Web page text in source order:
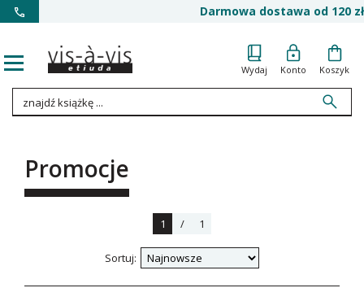
Darmowa dostawa od 120 zł
Wydaj Konto Koszyk
Promocje
1 / 1
Sortuj: